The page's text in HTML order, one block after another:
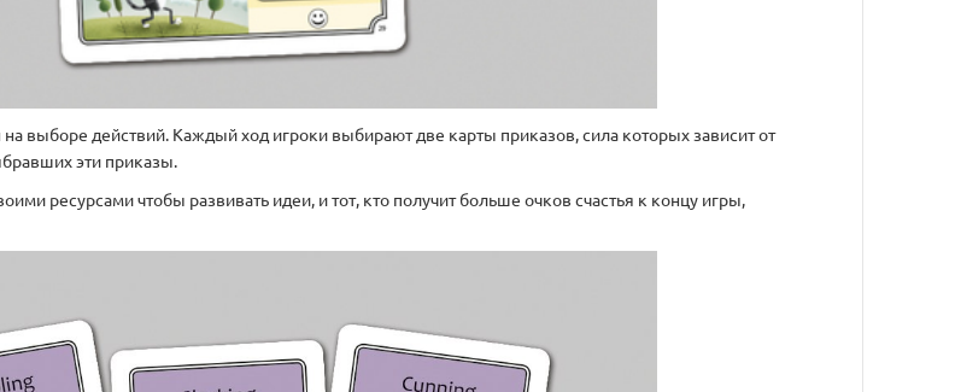
выборе действий. Каждый ход игроки выбирают две карты приказов, сила которых зависит от
эти приказы.
ресурсами чтобы развивать идеи, и тот, кто получит больше очков счастья к концу игры,